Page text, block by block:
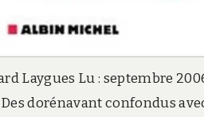
Laygues Lu : septembre
dorénavant confondus